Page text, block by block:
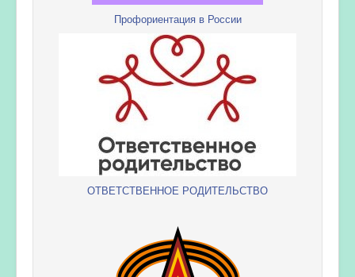
Профориентация в России
ОТВЕТСТВЕННОЕ РОДИТЕЛЬСТВО